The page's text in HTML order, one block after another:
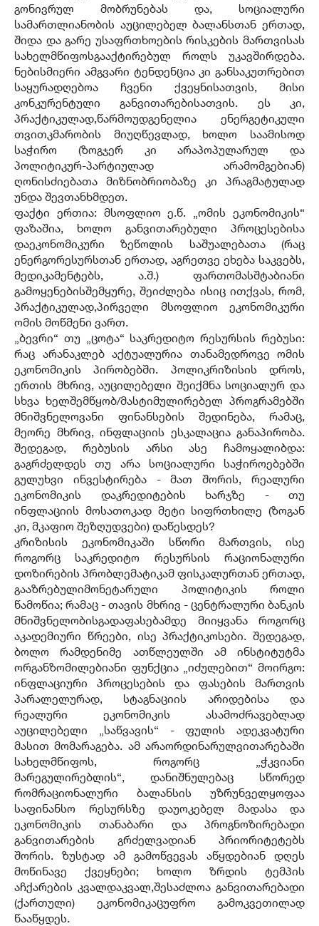
გონივრულ მობრუნებას და, სოციალური
სამართლიანობის აუცილებელ ბალანსთან ერთად,
შიდა და გარე უსაფრთხოების რისკების მართვისას
სახელმწიფოსგააქტირებულ როლს უკავშირდება.
ნებისმიერი ამგვარი ტენდენცია კი განსაკუთრებით
საყურადღებოა ჩვენი ქვეყნისათვის, მისი
კონკურენტული განვითარებისათვის. ეს კი,
პრაქტიკულად,წარმოუდგენელია ენერგეტიკული
თვითკმარობის მიუღწევლად, ხოლო საამისოდ
საჭირო (ზოგჯერ კი არაპოპულარულ და
პოლიტიკურ-პარტიულად არამომგებიან)
ღონისძიებათა მიზნობრიობაზე კი პრაგმატულად
უნდა შევთანხმდეთ.
ფაქტი ერთია: მსოფლიო ე.წ. „ომის ეკონომიკის“
ფაზაშია, ხოლო განვითარებული პროცესებისა
დაეკონომიკური ზეწოლის საშუალებათა (რაც
ენერგორესურსთან ერთად, აგრეთვე ეხება საკვებს,
მედიკამენტებს, ა.შ.) ფართომასშტაბიანი
გამოყენებისშემყურე, შეიძლება ისიც ითქვას, რომ,
პრაქტიკულად,პირველი მსოფლიო ეკონომიკური
ომის მოწმენი ვართ.
„ბევრი“ თუ „ცოტა“ საკრედიტო რესურსის რებუსი:
რაც არანაკლებ აქტუალურია თანამედროვე ომის
ეკონომიკის პირობებში. პოლიკრიზისის დროს,
ერთის მხრივ, აუცილებელი შეიქმნა სოციალურ და
სხვა ხელშემწყობ/მასტიმულირებელ პროგრამებში
მნიშვნელოვანი ფინანსების შედინება, რამაც,
მეორე მხრივ, ინფლაციის ესკალაცია განაპირობა.
შედეგად, რებუსის არსი ასე ჩამოყალიბდა:
გაგრძელდეს თუ არა სოციალური საჭიროებებში
გულუხვი ინვესტირება - მათ შორის, რეალური
ეკონომიკის დაკრედიტების ხარჯზე - თუ
ინფლაციის მოსათოკად მეტი სიფრთხილე (ზოგან
კი, მკაფიო შეზღუდვები) დაწესდეს?
კრიზისის ეკონომიკაში სწორი მართვის, ისე
როგორც საკრედიტო რესურსის რაციონალური
დოზირების პრობლემატიკამ ფისკალურთან ერთად,
გააზრებულიმონეტარული პოლიტიკის როლი
წამოწია; რამაც - თავის მხრივ - ცენტრალური ბანკის
მნიშვნელობისგადაფასებამდე მიიყვანა როგორც
აკადემიური წრეები, ისე პრაქტიკოსები. შედეგად,
ბოლო რამდენიმე ათწლეულში ამ ინსტიტუტმა
ორგანზომილებიანი ფუნქცია „იძულებით“ მოირგო:
ინფლაციური პროცესების და ფასების მართვის
პარალელურად, სტაგნაციის არიდებისა და
რეალური ეკონომიკის ასამოძრავებლად
აუცილებელი „საწვავის“ - ფულის ადეკვატური
მასით მომარაგება. ამ არაორდინარულვითარებაში
სახელმწიფოს, როგორც „ჭკვიანი
მარეგულირებლის“, დანიშნულებაც სწორედ
რომრაციონალური ბალანსის უზრუნველყოფაა
საფინანსო რესურსზე დაუოკებელ მადასა და
ეკონომიკის თანაბარი და პროგნოზირებადი
განვითარების გრძელვადიან პრიორიტეტებს
შორის. ზუსტად ამ გამოწვევას აწყდებიან დღეს
მოწინავე ქვეყნები; ხოლო ზრდის ტემპის
აჩქარების კვალდაკვალ,შესაძლოა განვითარებადი
(ქართული) ეკონომიკაცუფრო გამოკვეთილად
წააწყდეს.